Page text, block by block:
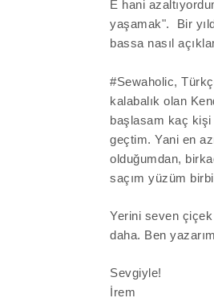
E hani
yaşamak".
Bir
bassa nasıl
#Sewaholic,
kalabalık olan
başlasam kaç kişi
geçtim. Yani en
olduğumdan,
saçım yüzüm
Yerini seven çiçek
daha. Ben
Sevgiyle!
İrem